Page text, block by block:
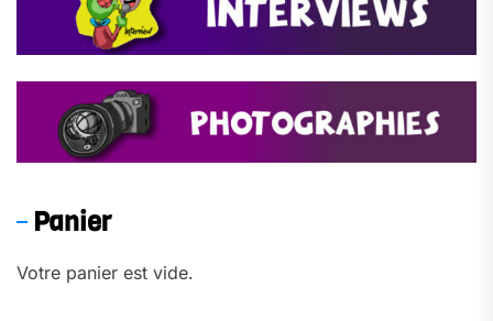
Panier
Votre panier est vide.